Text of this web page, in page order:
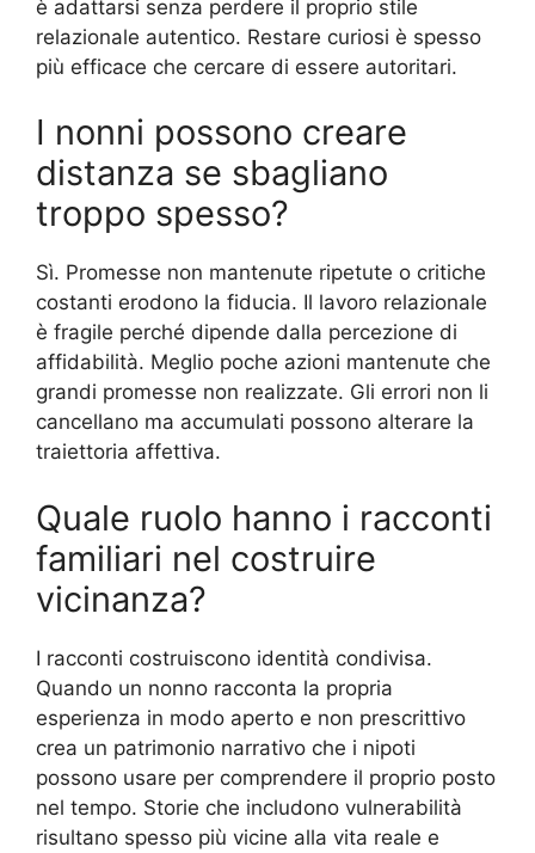
è adattarsi senza perdere il proprio stile
relazionale autentico. Restare curiosi è spesso
più efficace che cercare di essere autoritari.
I nonni possono creare
distanza se sbagliano
troppo spesso?
Sì. Promesse non mantenute ripetute o critiche
costanti erodono la fiducia. Il lavoro relazionale
è fragile perché dipende dalla percezione di
affidabilità. Meglio poche azioni mantenute che
grandi promesse non realizzate. Gli errori non li
cancellano ma accumulati possono alterare la
traiettoria affettiva.
Quale ruolo hanno i racconti
familiari nel costruire
vicinanza?
I racconti costruiscono identità condivisa.
Quando un nonno racconta la propria
esperienza in modo aperto e non prescrittivo
crea un patrimonio narrativo che i nipoti
possono usare per comprendere il proprio posto
nel tempo. Storie che includono vulnerabilità
risultano spesso più vicine alla vita reale e